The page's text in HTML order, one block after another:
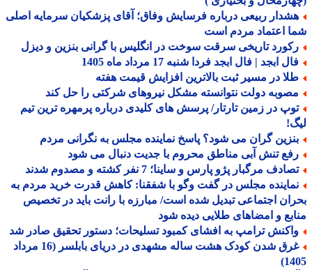
ربیعی درباره فرسایش وفاق؛ آقای پزشکیان سرمایه اصلی
اعتماد مردم است
تاریخی سرقت سوخت در انگلیس با گرانی بنزین و دیزل
ابجد | فال ابجد فردا شنبه 17 مرداد ماه 1405
در مسیر ثبت بالاترین افزایش قیمت هفته
دولت نتوانسته مشکل نیروهای شرکتی را حل کند
در زمین تارتار/ پرسش های کلیدی درباره پرمهره ترین تیم
گران می شود؟ پاسخ نماینده مجلس به نگرانی مردم
تنش آبی مناطق محروم با جدیت دنبال می شود
مرگبار پژو پارس و ساینا؛ 7 نفر کشته و مصدوم شدند
مجلس در گفت وگو با شفقنا: کاهش قدرت خرید مردم به
اجتماعی تبدیل شده است/ مبارزه با رانت باید در تخصیص
و امضاهای طلایی دیده شود
ترامپ به افشای کمبود تسلیحات؛ دستور تحقیق صادر شد
غرق شدن کودک هشت ساله مشهدی در دریای بابلسر (16 مرداد